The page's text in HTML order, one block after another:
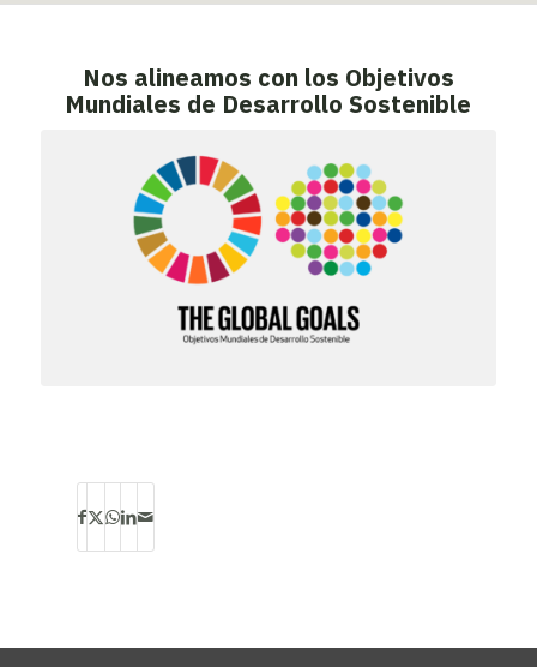
Nos alineamos con los Objetivos
Mundiales de Desarrollo Sostenible